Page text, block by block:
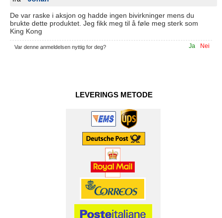
De var raske i aksjon og hadde ingen bivirkninger mens du
brukte dette produktet. Jeg fikk meg til å føle meg sterk som
King Kong
Nei
Ja
Var denne anmeldelsen nyttig for deg?
LEVERINGS METODE